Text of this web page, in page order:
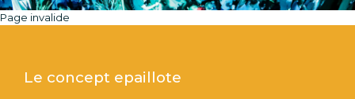
Page invalide
Le concept epaillote